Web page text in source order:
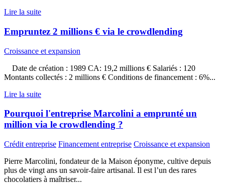
Lire la suite
Empruntez 2 millions € via le crowdlending
Croissance et expansion
Date de création : 1989 CA: 19,2 millions € Salariés : 120
Montants collectés : 2 millions € Conditions de financement : 6%...
Lire la suite
Pourquoi l'entreprise Marcolini a emprunté un
million via le crowdlending ?
Crédit entreprise Financement entreprise Croissance et expansion
Pierre Marcolini, fondateur de la Maison éponyme, cultive depuis
plus de vingt ans un savoir-faire artisanal. Il est l’un des rares
chocolatiers à maîtriser...